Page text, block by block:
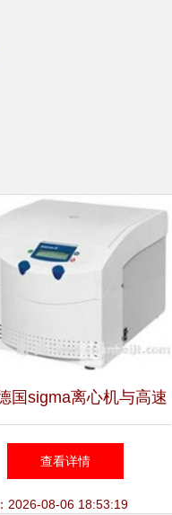
国sigma离心机与高速
离心机 厂家选择、价格
视与技术咨询指南
查看详情
2026-08-06 18:53:19